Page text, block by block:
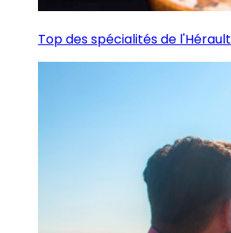
Top des spécialités de l'Hérault